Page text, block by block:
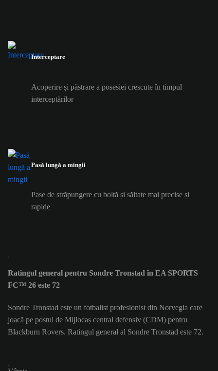
Interceptare
Acoperire și păstrare a posesiei crescute în timpul
interceptărilor
Pasă lungă a mingii
Pase de străpungere cu boltă și săltate mai precise și
rapide
Ratingul general pentru Sondre Tronstad în EA SPORTS
FC™ 26 este 72
Sondre Tronstad este un fotbalist profesionist din Norvegia care
joacă pe postul de Mijlocaș central defensiv (CDM) pentru
Blackburn Rovers. Ratingul general al Sondre Tronstad este 72.